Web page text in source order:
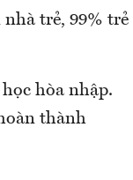
trẻ, 99% trẻ
hòa nhập.
thành